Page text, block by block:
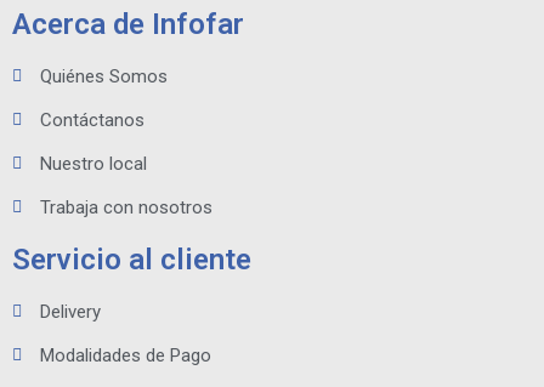
Acerca de Infofar
Quiénes Somos
Contáctanos
Nuestro local
Trabaja con nosotros
Servicio al cliente
Delivery
Modalidades de Pago